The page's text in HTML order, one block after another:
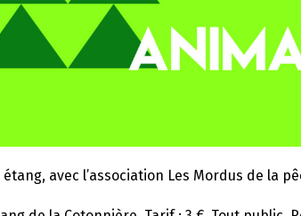
avec l’association Les Mordus de la